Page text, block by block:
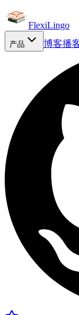
FlexiLingo
产品 博客播